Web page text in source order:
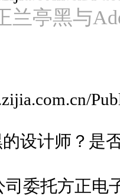
兰亭黑与
设计师？是
司委托方正电